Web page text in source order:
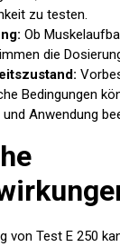
zu testen.
Ob
die
Bedingungen
Anwendung
von Test E 250